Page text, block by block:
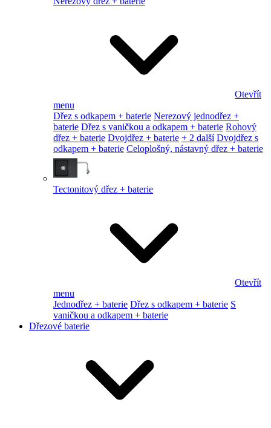
Otevřít
menu
Dřez s odkapem + baterie Nerezový jednodřez +
baterie Dřez s vaničkou a odkapem + baterie Rohový
dřez + baterie Dvojdřez + baterie + 2 další Dvojdřez s
odkapem + baterie Celoplošný, nástavný dřez + baterie
Tectonitový dřez + baterie
Otevřít
menu
Jednodřez + baterie Dřez s odkapem + baterie S
vaničkou a odkapem + baterie
Dřezové baterie